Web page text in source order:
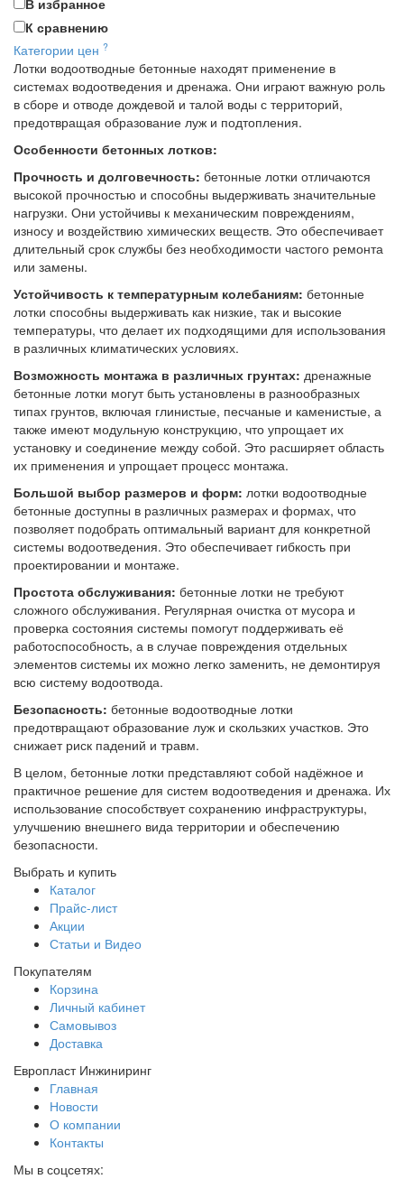
В избранное
К сравнению
Категории цен ?
Лотки водоотводные бетонные находят применение в
системах водоотведения и дренажа. Они играют важную роль
в сборе и отводе дождевой и талой воды с территорий,
предотвращая образование луж и подтопления.
Особенности бетонных лотков:
Прочность и долговечность: бетонные лотки отличаются
высокой прочностью и способны выдерживать значительные
нагрузки. Они устойчивы к механическим повреждениям,
износу и воздействию химических веществ. Это обеспечивает
длительный срок службы без необходимости частого ремонта
или замены.
Устойчивость к температурным колебаниям: бетонные
лотки способны выдерживать как низкие, так и высокие
температуры, что делает их подходящими для использования
в различных климатических условиях.
Возможность монтажа в различных грунтах: дренажные
бетонные лотки могут быть установлены в разнообразных
типах грунтов, включая глинистые, песчаные и каменистые, а
также имеют модульную конструкцию, что упрощает их
установку и соединение между собой. Это расширяет область
их применения и упрощает процесс монтажа.
Большой выбор размеров и форм: лотки водоотводные
бетонные доступны в различных размерах и формах, что
позволяет подобрать оптимальный вариант для конкретной
системы водоотведения. Это обеспечивает гибкость при
проектировании и монтаже.
Простота обслуживания: бетонные лотки не требуют
сложного обслуживания. Регулярная очистка от мусора и
проверка состояния системы помогут поддерживать её
работоспособность, а в случае повреждения отдельных
элементов системы их можно легко заменить, не демонтируя
всю систему водоотвода.
Безопасность: бетонные водоотводные лотки
предотвращают образование луж и скользких участков. Это
снижает риск падений и травм.
В целом, бетонные лотки представляют собой надёжное и
практичное решение для систем водоотведения и дренажа. Их
использование способствует сохранению инфраструктуры,
улучшению внешнего вида территории и обеспечению
безопасности.
Выбрать и купить
Каталог
Прайс-лист
Акции
Статьи и Видео
Покупателям
Корзина
Личный кабинет
Самовывоз
Доставка
Европласт Инжиниринг
Главная
Новости
О компании
Контакты
Мы в соцсетях: